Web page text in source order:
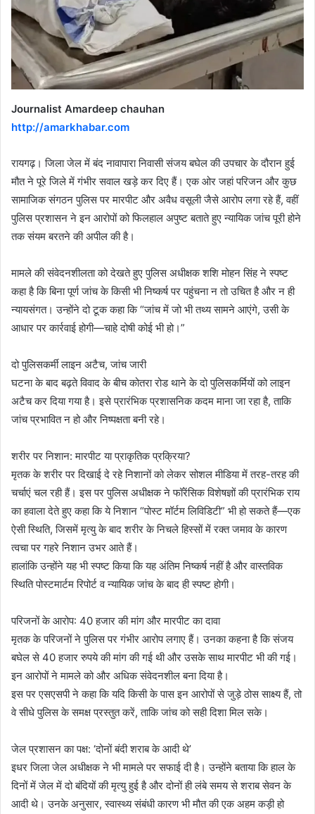
Journalist Amardeep chauhan
http://amarkhabar.com
रायगढ़। जिला जेल में बंद नावापारा निवासी संजय बघेल की उपचार के दौरान हुई
मौत ने पूरे जिले में गंभीर सवाल खड़े कर दिए हैं। एक ओर जहां परिजन और कुछ
सामाजिक संगठन पुलिस पर मारपीट और अवैध वसूली जैसे आरोप लगा रहे हैं, वहीं
पुलिस प्रशासन ने इन आरोपों को फिलहाल अपुष्ट बताते हुए न्यायिक जांच पूरी होने
तक संयम बरतने की अपील की है।
मामले की संवेदनशीलता को देखते हुए पुलिस अधीक्षक शशि मोहन सिंह ने स्पष्ट
कहा है कि बिना पूर्ण जांच के किसी भी निष्कर्ष पर पहुंचना न तो उचित है और न ही
न्यायसंगत। उन्होंने दो टूक कहा कि “जांच में जो भी तथ्य सामने आएंगे, उसी के
आधार पर कार्रवाई होगी—चाहे दोषी कोई भी हो।”
दो पुलिसकर्मी लाइन अटैच, जांच जारी
घटना के बाद बढ़ते विवाद के बीच कोतरा रोड थाने के दो पुलिसकर्मियों को लाइन
अटैच कर दिया गया है। इसे प्रारंभिक प्रशासनिक कदम माना जा रहा है, ताकि
जांच प्रभावित न हो और निष्पक्षता बनी रहे।
शरीर पर निशान: मारपीट या प्राकृतिक प्रक्रिया?
मृतक के शरीर पर दिखाई दे रहे निशानों को लेकर सोशल मीडिया में तरह-तरह की
चर्चाएं चल रही हैं। इस पर पुलिस अधीक्षक ने फॉरेंसिक विशेषज्ञों की प्रारंभिक राय
का हवाला देते हुए कहा कि ये निशान “पोस्ट मॉर्टम लिविडिटी” भी हो सकते हैं—एक
ऐसी स्थिति, जिसमें मृत्यु के बाद शरीर के निचले हिस्सों में रक्त जमाव के कारण
त्वचा पर गहरे निशान उभर आते हैं।
हालांकि उन्होंने यह भी स्पष्ट किया कि यह अंतिम निष्कर्ष नहीं है और वास्तविक
स्थिति पोस्टमार्टम रिपोर्ट व न्यायिक जांच के बाद ही स्पष्ट होगी।
परिजनों के आरोप: 40 हजार की मांग और मारपीट का दावा
मृतक के परिजनों ने पुलिस पर गंभीर आरोप लगाए हैं। उनका कहना है कि संजय
बघेल से 40 हजार रुपये की मांग की गई थी और उसके साथ मारपीट भी की गई।
इन आरोपों ने मामले को और अधिक संवेदनशील बना दिया है।
इस पर एसएसपी ने कहा कि यदि किसी के पास इन आरोपों से जुड़े ठोस साक्ष्य हैं, तो
वे सीधे पुलिस के समक्ष प्रस्तुत करें, ताकि जांच को सही दिशा मिल सके।
जेल प्रशासन का पक्ष: ‘दोनों बंदी शराब के आदी थे’
इधर जिला जेल अधीक्षक ने भी मामले पर सफाई दी है। उन्होंने बताया कि हाल के
दिनों में जेल में दो बंदियों की मृत्यु हुई है और दोनों ही लंबे समय से शराब सेवन के
आदी थे। उनके अनुसार, स्वास्थ्य संबंधी कारण भी मौत की एक अहम कड़ी हो